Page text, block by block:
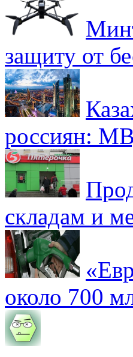
защиту от
россиян:
складам и
около 700